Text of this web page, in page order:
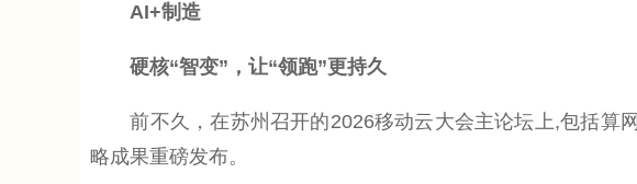
AI+制造
硬核“智变”，让“领跑”更持久
前不久，在苏州召开的2026移动云大会主论坛上,包括算网
略成果重磅发布。